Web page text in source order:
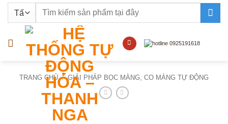
nội
Tìm
TRANG CHỦ / GIẢI PHÁP BỌC MÀNG, CO MÀNG TỰ ĐỘNG